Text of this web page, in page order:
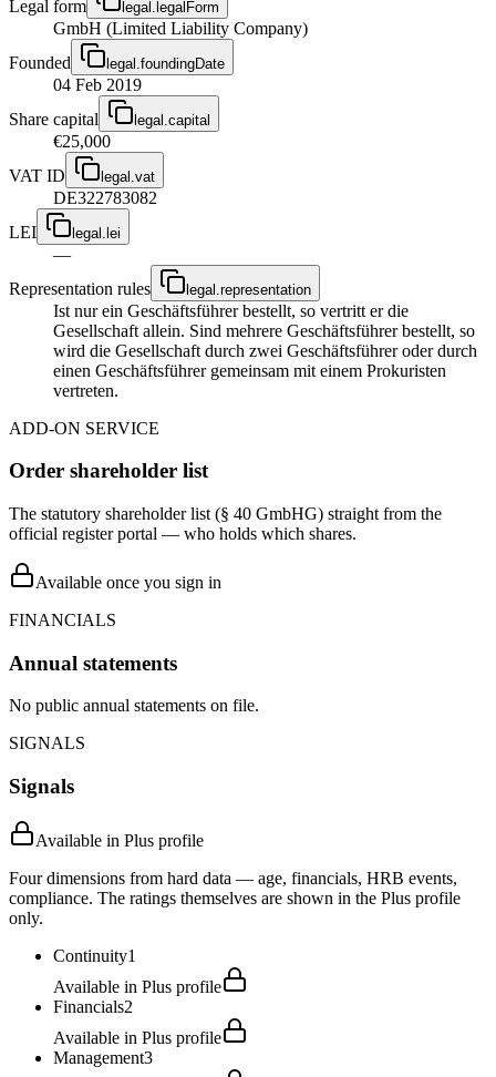
Legal form legal.legalForm
GmbH (Limited Liability Company)
Founded
legal.foundingDate
04 Feb 2019
Share capital
legal.capital
€25,000
VAT ID
legal.vat
DE322783082
LEI
legal.lei
—
Representation rules
legal.representation
Ist nur ein Geschäftsführer bestellt, so vertritt er die
Gesellschaft allein. Sind mehrere Geschäftsführer bestellt, so
wird die Gesellschaft durch zwei Geschäftsführer oder durch
einen Geschäftsführer gemeinsam mit einem Prokuristen
vertreten.
ADD-ON SERVICE
Order shareholder list
The statutory shareholder list (§ 40 GmbHG) straight from the
official register portal — who holds which shares.
Available once you sign in
FINANCIALS
Annual statements
No public annual statements on file.
SIGNALS
Signals
Available in Plus profile
Four dimensions from hard data — age, financials, HRB events,
compliance. The ratings themselves are shown in the Plus profile
only.
Continuity1
Available in Plus profile
Financials2
Available in Plus profile
Management3